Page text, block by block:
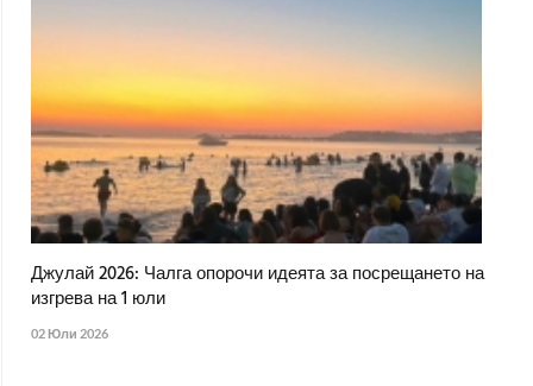
Джулай 2026: Чалга опорочи идеята за посрещането на
изгрева на 1 юли
02 Юли 2026